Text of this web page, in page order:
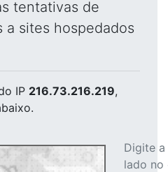
tentativas de
a sites hospedados
IP 216.73.216.219,
Digite
lado no